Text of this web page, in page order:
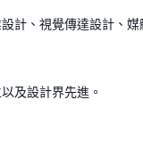
計、視覺傳達設計、
及設計界先進。